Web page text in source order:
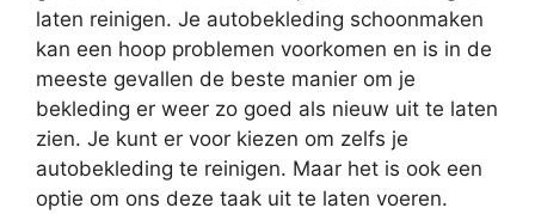
laten reinigen. Je autobekleding schoonmaken
kan een hoop problemen voorkomen en is in de
meeste gevallen de beste manier om je
bekleding er weer zo goed als nieuw uit te laten
zien. Je kunt er voor kiezen om zelfs je
autobekleding te reinigen. Maar het is ook een
optie om ons deze taak uit te laten voeren.